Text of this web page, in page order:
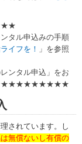
タル申込みの手順
イフを！ 」を参照
ンタル申込」をお
されています。し
無償ないし有償の